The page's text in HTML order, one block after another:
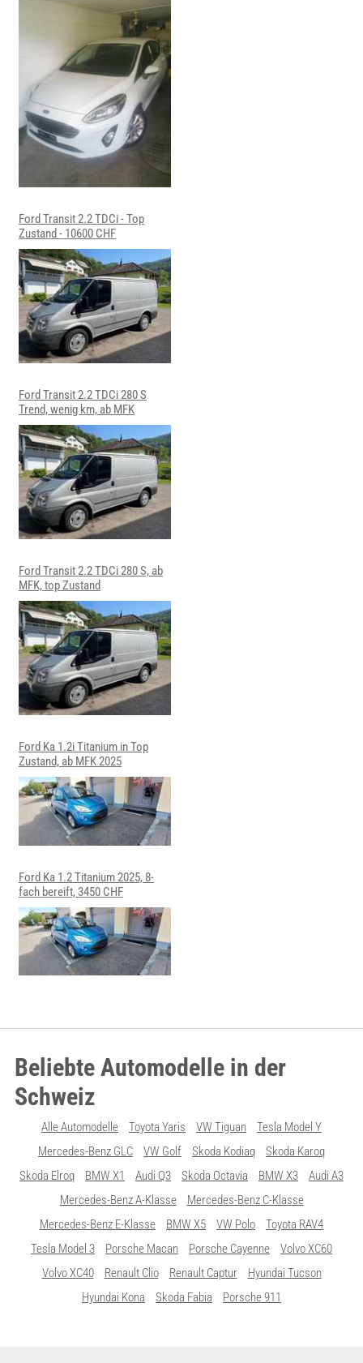
Ford Transit 2.2 TDCi - Top
Zustand - 10600 CHF
Ford Transit 2.2 TDCi 280 S
Trend, wenig km, ab MFK
Ford Transit 2.2 TDCi 280 S, ab
MFK, top Zustand
Ford Ka 1.2i Titanium in Top
Zustand, ab MFK 2025
Ford Ka 1.2 Titanium 2025, 8-
fach bereift, 3450 CHF
Beliebte Automodelle in der
Schweiz
Alle Automodelle Toyota Yaris VW Tiguan
Tesla Model Y
Mercedes-Benz GLC
VW Golf Skoda Kodiaq
Skoda Karoq
Skoda Elroq
BMW X1 Audi Q3 Skoda Octavia BMW X3
Audi A3
Mercedes-Benz A-Klasse
Mercedes-Benz C-Klasse
Mercedes-Benz E-Klasse
BMW X5 VW Polo
Toyota RAV4
Tesla Model 3
Porsche Macan Porsche Cayenne
Volvo XC60
Volvo XC40
Renault Clio Renault Captur
Hyundai Tucson
Hyundai Kona
Skoda Fabia Porsche 911